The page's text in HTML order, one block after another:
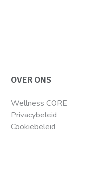
OVER ONS
Wellness CORE
Privacybeleid
Cookiebeleid